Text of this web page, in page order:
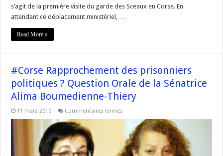
mai
s’agit de la première visite du garde des Sceaux en Corse. En
attendant ce déplacement ministériel, …
Read More »
#Corse Rapprochement des prisonniers
politiques ? Question Orale de la Sénatrice
Alima Boumedienne-Thiery
11 mars 2010 Commentaires fermés
Rapprochement
des
prisonniers
politiques
?